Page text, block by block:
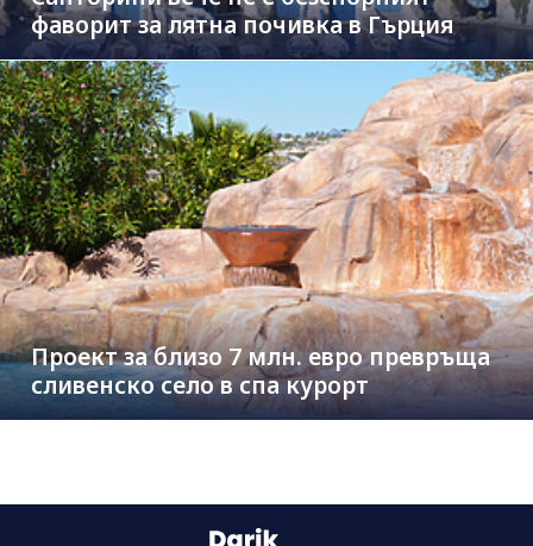
фаворит за лятна почивка в Гърция
Проект за близо 7 млн. евро превръща
сливенско село в спа курорт